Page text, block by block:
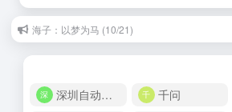
海子：以梦为马 (10/21)
深圳自动化商城
千问